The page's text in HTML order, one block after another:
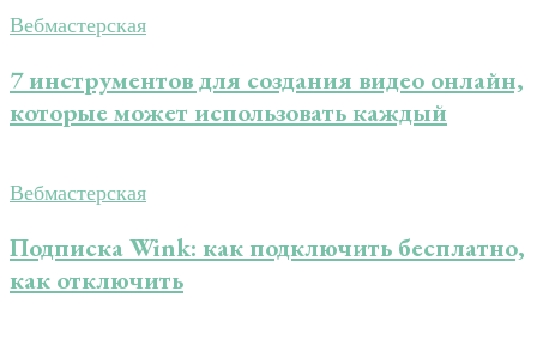
Вебмастерская
7 инструментов для создания видео онлайн,
которые может использовать каждый
Вебмастерская
Подписка Wink: как подключить бесплатно,
как отключить